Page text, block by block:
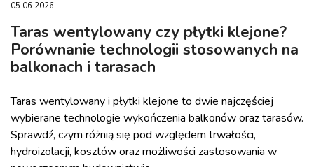
05.06.2026
Taras wentylowany czy płytki klejone?
Porównanie technologii stosowanych na
balkonach i tarasach
Taras wentylowany i płytki klejone to dwie najczęściej
wybierane technologie wykończenia balkonów oraz tarasów.
Sprawdź, czym różnią się pod względem trwałości,
hydroizolacji, kosztów oraz możliwości zastosowania w